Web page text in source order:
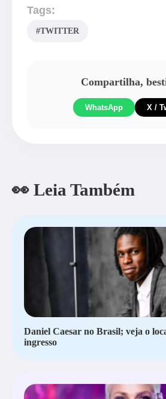
Tags:
#TWITTER
Compartilha,
WhatsApp X /
👀 Leia Também
Daniel Caesar no Brasil; veja o
ingresso